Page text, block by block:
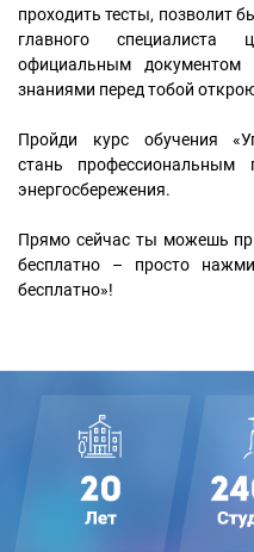
проходить тесты, позволит
главного специалиста
официальным
знаниями перед тобой
Пройди курс обучения
стань профессиональным
энергосбережения.
Прямо сейчас ты можешь
бесплатно – просто
бесплатно»!